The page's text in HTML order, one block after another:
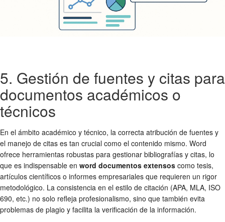
5. Gestión de fuentes y citas para
documentos académicos o
técnicos
En el ámbito académico y técnico, la correcta atribución de fuentes y
el manejo de citas es tan crucial como el contenido mismo. Word
ofrece herramientas robustas para gestionar bibliografías y citas, lo
que es indispensable en word documentos extensos como tesis,
artículos científicos o informes empresariales que requieren un rigor
metodológico. La consistencia en el estilo de citación (APA, MLA, ISO
690, etc.) no solo refleja profesionalismo, sino que también evita
problemas de plagio y facilita la verificación de la información.